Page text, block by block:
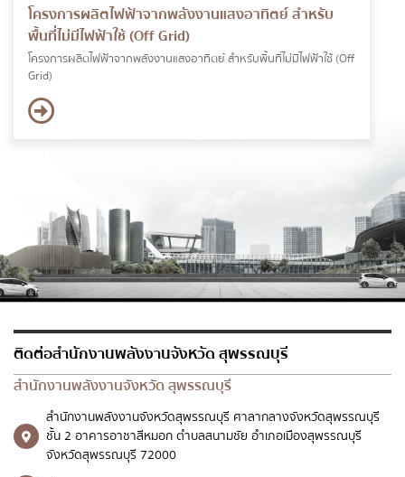
โครงการผลิตไฟฟ้าจากพลังงานแสงอาทิตย์ สำหรับ
พื้นที่ไม่มีไฟฟ้าใช้ (Off Grid)
โครงการผลิตไฟฟ้าจากพลังงานแสงอาทิตย์ สำหรับพื้นที่ไม่มีไฟฟ้าใช้ (Off
Grid)
ติดต่อสำนักงานพลังงานจังหวัด สุพรรณบุรี
สำนักงานพลังงานจังหวัด สุพรรณบุรี
สำนักงานพลังงานจังหวัดสุพรรณบุรี ศาลากลางจังหวัดสุพรรณบุรี
ชั้น 2 อาคารอาชาสีหมอก ตำบลสนามชัย อำเภอเมืองสุพรรณบุรี
จังหวัดสุพรรณบุรี 72000